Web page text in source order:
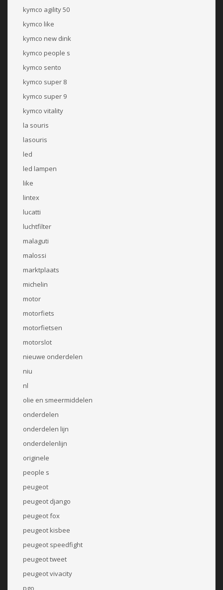
kymco agility 50
kymco like
kymco new dink
kymco people s
kymco sento
kymco super 8
kymco super 9
kymco vitality
la souris
lasouris
led
led lampen
like
lintex
lucatti
luchtfilter
malaguti
malossi
marktplaats
michelin
motor
motorfiets
motorfietsen
motorslot
nieuwe onderdelen
niu
nl
olie en smeermiddelen
onderdelen
onderdelen lijn
onderdelenlijn
originele
people s
peugeot
peugeot django
peugeot fox
peugeot kisbee
peugeot speedfight
peugeot tweet
peugeot vivacity
pgo